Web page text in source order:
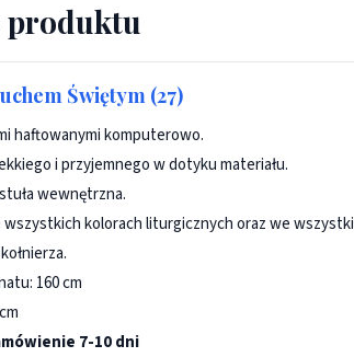
produktu
Świętym (27)
haftowanymi komputerowo.
i przyjemnego w dotyku materiału.
wewnętrzna.
kolorach liturgicznych oraz we
160 cm
7-10 dni